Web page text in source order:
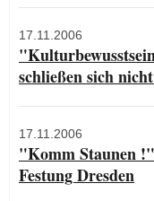
17.11.2006
schließen sich
17.11.2006
"Komm Staunen
Festung Dresden